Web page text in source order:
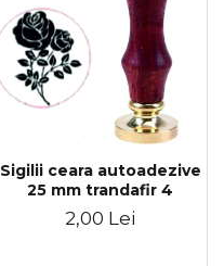
Sigilii ceara autoadezive
25 mm trandafir 4
2,00 Lei